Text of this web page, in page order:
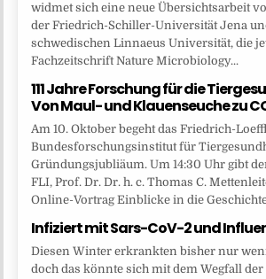
widmet sich eine neue Übersichtsarbeit
der Friedrich-Schiller-Universität Jena
schwedischen Linnaeus Universität, die
Fachzeitschrift Nature Microbiology...
111 Jahre Forschung für die
Von Maul- und Klauenseuche zu
Am 10. Oktober begeht das Friedrich-
Bundesforschungsinstitut für
Gründungsjubliäum. Um 14:30 Uhr gibt
FLI, Prof. Dr. Dr. h. c. Thomas C.
Online-Vortrag Einblicke in die
Infiziert mit Sars-CoV-2 und
Diesen Winter erkrankten bisher nur
doch das könnte sich mit dem Wegfall der